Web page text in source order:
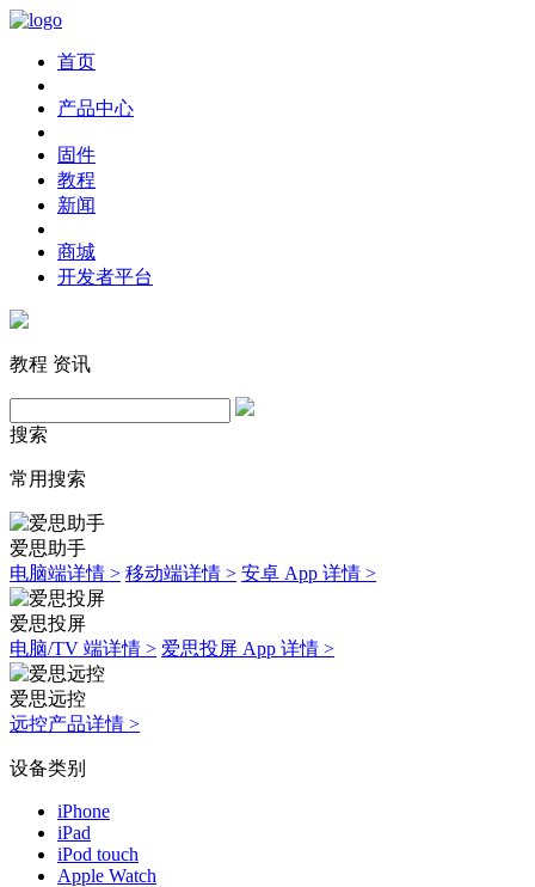
首页
产品中心
固件
教程
新闻
商城
开发者平台
教程 资讯
搜索
常用搜索
爱思助手
电脑端详情 > 移动端详情 > 安卓 App 详情 >
爱思投屏
电脑/TV 端详情 > 爱思投屏 App 详情 >
爱思远控
远控产品详情 >
设备类别
iPhone
iPad
iPod touch
Apple Watch